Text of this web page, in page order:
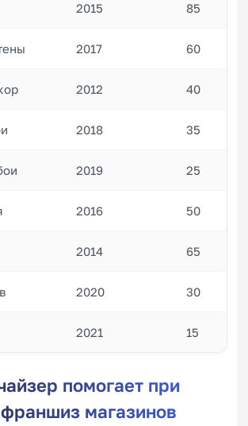
2015 85
2017 60
2012 40
2018 35
2019 25
2016 50
2014 65
2020 30
2021 15
помогает при
магазинов